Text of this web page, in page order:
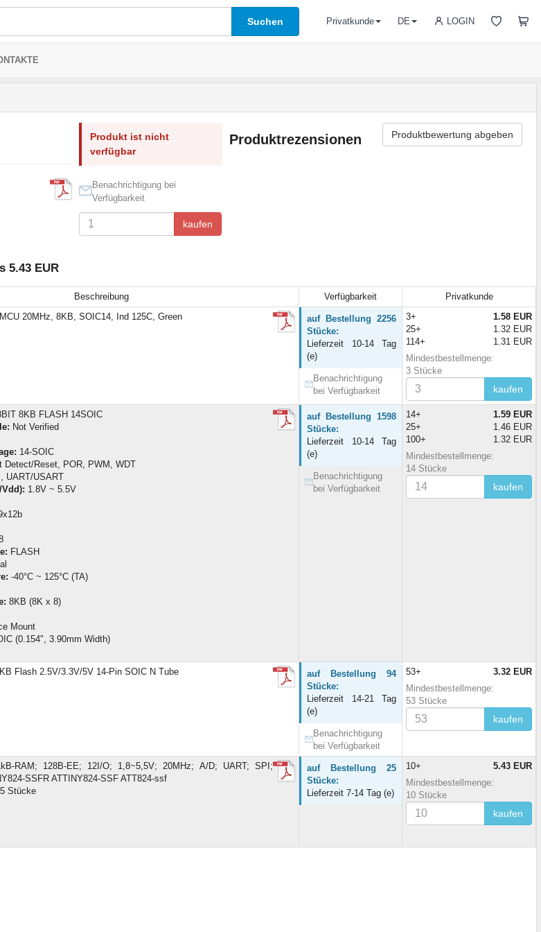
Suchen LOGIN
Privatkunde DE
Produkt ist nicht
verfügbar
Benachrichtigung bei
Verfügbarkeit
kaufen
Produktrezensionen Produktbewertung abgeben
5.43 EUR
Beschreibung Verfügbarkeit
Privatkunde
20MHz, 8KB, SOIC14, Ind 125C, Green
auf Bestellung 2256
Stücke:
Lieferzeit 10-14 Tag
(e)
Benachrichtigung
bei Verfügbarkeit
3+
1.58 EUR
25+
1.32 EUR
114+
1.31 EUR
Mindestbestellmenge:
3 Stücke
kaufen
8KB FLASH 14SOIC
Not Verified
14-SOIC
Detect/Reset, POR, PWM, WDT
UART/USART
1.8V ~ 5.5V
FLASH
-40°C ~ 125°C (TA)
8KB (8K x 8)
Mount
(0.154", 3.90mm Width)
auf Bestellung 1598
Stücke:
Lieferzeit 10-14 Tag
(e)
Benachrichtigung
bei Verfügbarkeit
14+
1.59 EUR
25+
1.46 EUR
100+
1.32 EUR
Mindestbestellmenge:
14 Stücke
kaufen
Flash 2.5V/3.3V/5V 14-Pin SOIC N Tube
auf Bestellung 94
Stücke:
Lieferzeit 14-21 Tag
(e)
Benachrichtigung
bei Verfügbarkeit
53+
3.32 EUR
Mindestbestellmenge:
53 Stücke
kaufen
RAM; 128B-EE; 12I/O; 1,8~5,5V; 20MHz; A/D; UART; SPI;
SSFR ATTINY824-SSF ATT824-ssf
Stücke
auf Bestellung 25
Stücke:
Lieferzeit 7-14 Tag (e)
10+
5.43 EUR
Mindestbestellmenge:
10 Stücke
kaufen